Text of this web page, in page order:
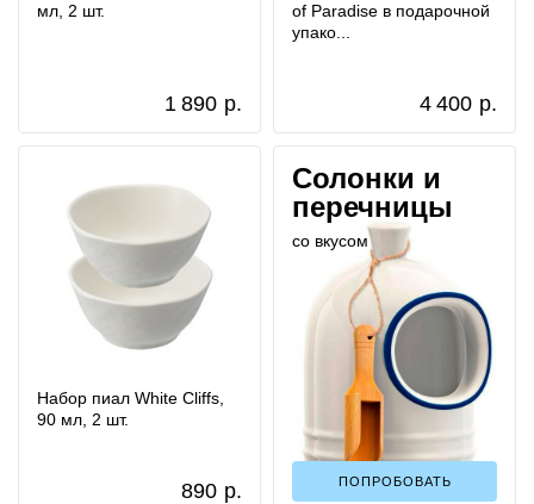
мл, 2 шт.
1 890 р.
of Paradise в подарочной
упако...
4 400 р.
Набор пиал White Cliffs,
90 мл, 2 шт.
890 р.
Солонки и
перечницы
со вкусом
ПОПРОБОВАТЬ